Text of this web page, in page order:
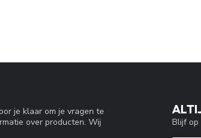
je klaar om je vragen te
over producten. Wij
Blijf op